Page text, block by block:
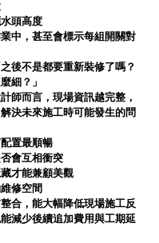
頭高度
中，甚至會標示每組開關對
後不是都要重新裝修了嗎？
細？」
師而言，現場資訊越完整，
決未來施工時可能發生的問
置最順暢
會互相衝突
才能兼顧美觀
修空間
合，能大幅降低現場施工反
減少後續追加費用與工期延